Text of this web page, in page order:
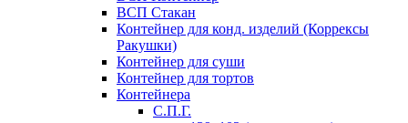
ВСП Стакан
Контейнер для конд. изделий (Коррексы
Ракушки)
Контейнер для суши
Контейнер для тортов
Контейнера
С.П.Г.